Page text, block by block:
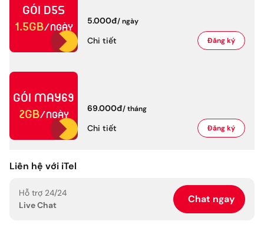
Gói D5S
1.5GB/ngày
5.000đ/ngày
Chi tiết Đăng ký
Gói MAY69
2GB/ngày
69.000đ/tháng
Chi tiết Đăng ký
Liên hệ với iTel
Hỗ trợ 24/24
Live Chat
Chat ngay